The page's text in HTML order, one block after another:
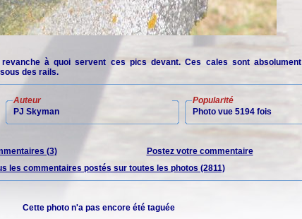
à quoi servent ces pics devant. Ces cales sont absolument
des rails.
Auteur
PJ Skyman
Popularité
Photo vue 5194 fois
(3)
Postez votre commentaire
les commentaires postés sur toutes les photos (2811)
Cette photo n'a pas encore été taguée